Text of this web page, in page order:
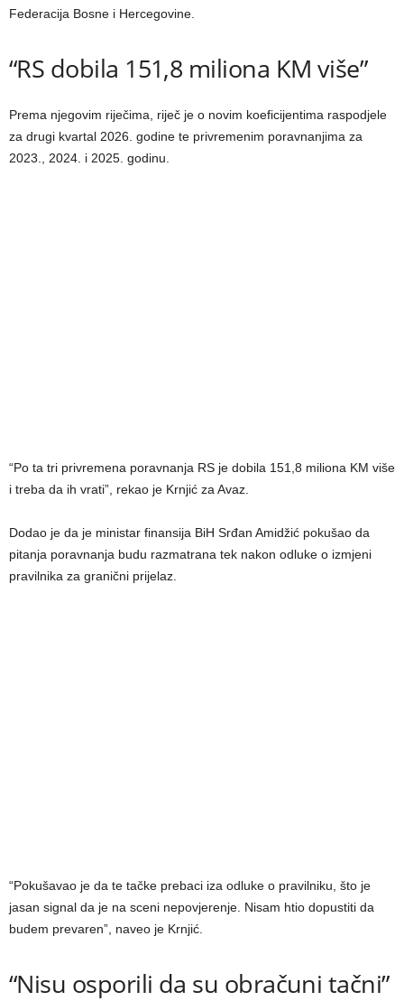
Federacija Bosne i Hercegovine.
“RS dobila 151,8 miliona KM više”
Prema njegovim riječima, riječ je o novim koeficijentima raspodjele
za drugi kvartal 2026. godine te privremenim poravnanjima za
2023., 2024. i 2025. godinu.
“Po ta tri privremena poravnanja RS je dobila 151,8 miliona KM više
i treba da ih vrati”, rekao je Krnjić za Avaz.
Dodao je da je ministar finansija BiH Srđan Amidžić pokušao da
pitanja poravnanja budu razmatrana tek nakon odluke o izmjeni
pravilnika za granični prijelaz.
“Pokušavao je da te tačke prebaci iza odluke o pravilniku, što je
jasan signal da je na sceni nepovjerenje. Nisam htio dopustiti da
budem prevaren”, naveo je Krnjić.
“Nisu osporili da su obračuni tačni”